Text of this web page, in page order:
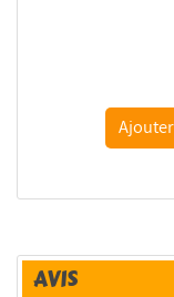
revell 39604 colle
AVIS